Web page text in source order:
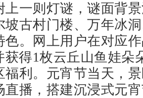
上一则灯谜，谜面背
坡古村门楼、万年冰
色。网上用户在对应
获得1枚云丘山鱼娃朵
福利。元宵节当天，
直播，搭建沉浸式元